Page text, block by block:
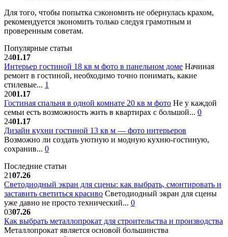
Для того, чтобы попытка сэкономить не обернулась крахом,
рекомендуется экономить только следуя грамотным и
проверенным советам.
Популярные статьи
2401.17
Интерьер гостиной 18 кв м фото в панельном доме Начиная
ремонт в гостиной, необходимо точно понимать, какие
стилевые... 1
2001.17
Гостиная спальня в одной комнате 20 кв м фото Не у каждой
семьи есть возможность жить в квартирах с большой... 0
2401.17
Дизайн кухни гостиной 13 кв м — фото интерьеров
Возможно ли создать уютную и модную кухню-гостиную,
сохранив... 0
Последние статьи
2107.26
Светодиодный экран для сцены: как выбрать, смонтировать и
заставить светиться красиво Светодиодный экран для сцены
уже давно не просто технический... 0
0307.26
Как выбрать металлопрокат для строительства и производства
Металлопрокат является основой большинства